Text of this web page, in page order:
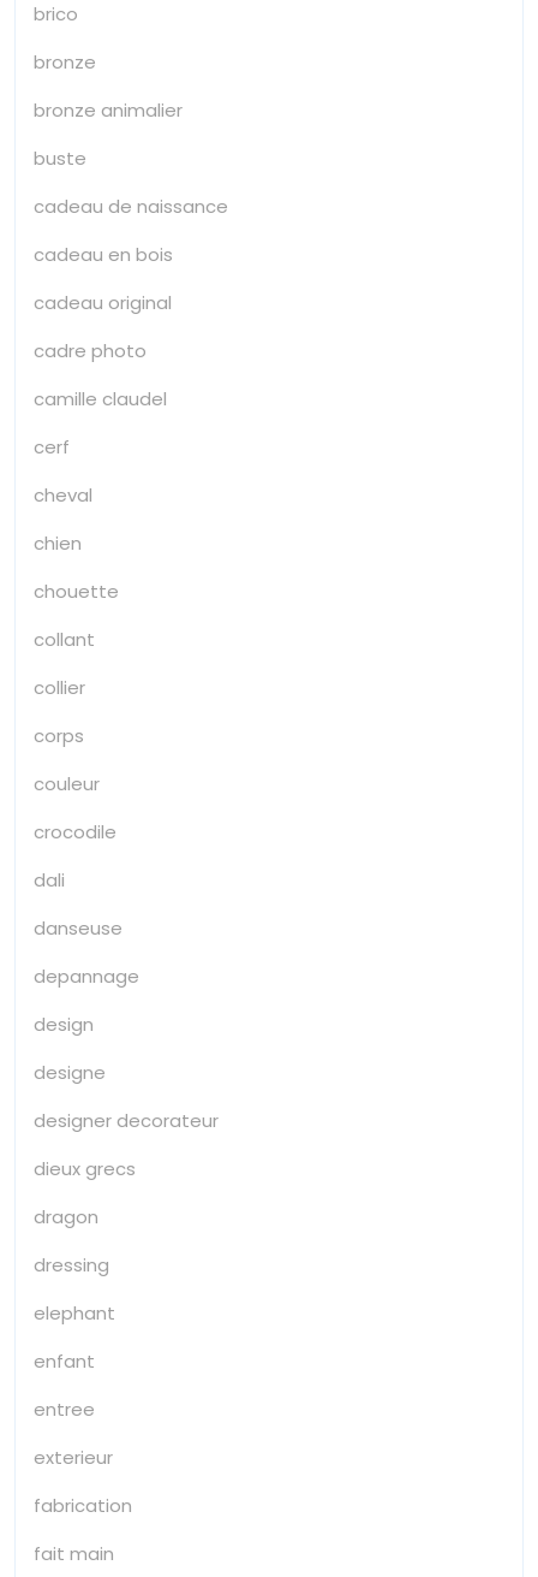
brico
bronze
bronze animalier
buste
cadeau de naissance
cadeau en bois
cadeau original
cadre photo
camille claudel
cerf
cheval
chien
chouette
collant
collier
corps
couleur
crocodile
dali
danseuse
depannage
design
designe
designer decorateur
dieux grecs
dragon
dressing
elephant
enfant
entree
exterieur
fabrication
fait main